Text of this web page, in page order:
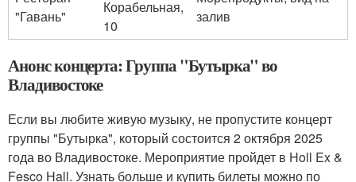
"Гавань"
Корабельная,
10
залив
Анонс концерта: Группа "Бутырка" во
Владивостоке
Если вы любите живую музыку, не пропустите концерт
группы "Бутырка", который состоится 2 октября 2025
года во Владивостоке. Мероприятие пройдет в Holl Ex &
Fesco Hall. Узнать больше и купить билеты можно по